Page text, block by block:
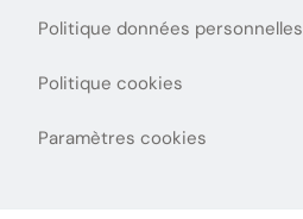
Politique données personnelles
Politique cookies
Paramètres cookies